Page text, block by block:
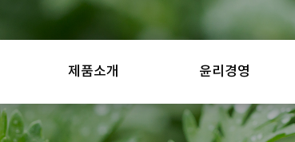
제품소개 윤리경영